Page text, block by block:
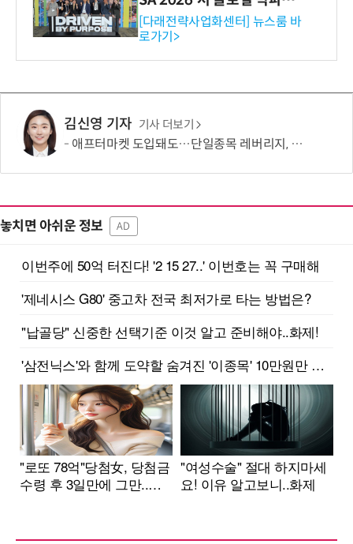
와의 비즈니스 미팅 지원…K
-바이오 해외 진출 교두보 확
보
[다래전략사업화센터] 뉴스룸 바
로가기>
김신영 기자 기사 더보기
애프터마켓 도입돼도…단일종목 레버리지, 거래 가능성 희박
놓치면 아쉬운 정보 AD